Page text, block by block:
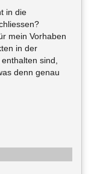
in die
mein Vorhaben
in der
sind,
denn genau